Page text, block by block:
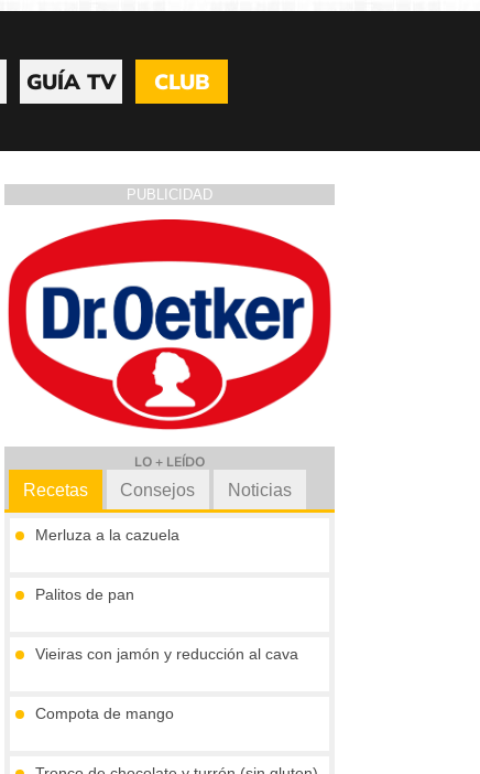
GUÍA TV CLUB
PUBLICIDAD
LO + LEÍDO
Recetas
Merluza a la cazuela
Palitos de pan
Vieiras con jamón y reducción al cava
Compota de mango
Consejos Noticias